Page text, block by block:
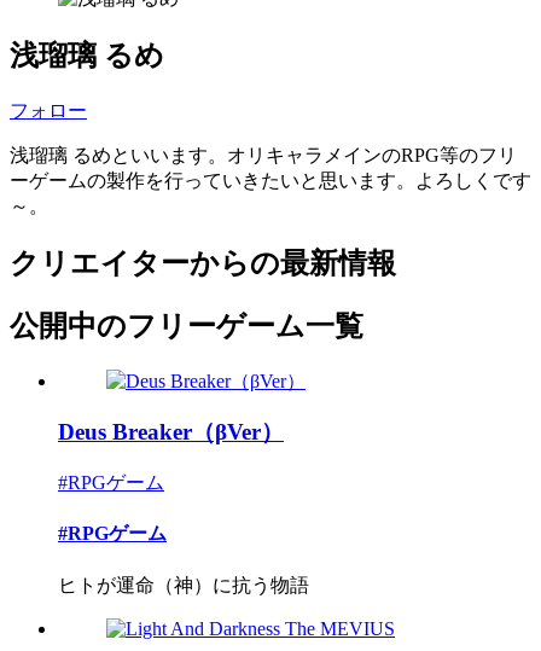
浅瑠璃 るめ
フォロー
浅瑠璃 るめといいます。オリキャラメインのRPG等のフリ
ーゲームの製作を行っていきたいと思います。よろしくです
～。
クリエイターからの最新情報
公開中のフリーゲーム一覧
Deus Breaker（βVer）
#RPGゲーム
#RPGゲーム
ヒトが運命（神）に抗う物語